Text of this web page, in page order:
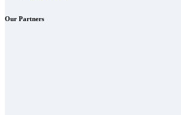
Our Partners